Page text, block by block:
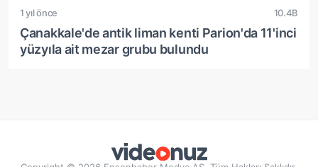
1 yıl önce 10.4B
Çanakkale'de antik liman kenti Parion'da 11'inci
yüzyıla ait mezar grubu bulundu